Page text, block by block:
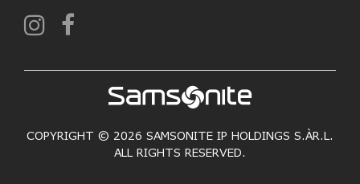
COPYRIGHT © 2026 SAMSONITE IP HOLDINGS S.ÀR.L.
ALL RIGHTS RESERVED.